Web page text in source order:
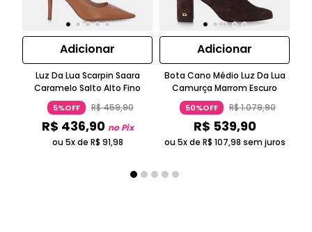
Adicionar
Luz Da Lua Scarpin Saara
Caramelo Salto Alto Fino
5%OFF R$459,90
R$ 436,90 no Pix
ou 5x de R$ 91,98
Adicionar
Bota Cano Médio Luz Da Lua
Camurça Marrom Escuro
50%OFF R$1.079,90
R$ 539,90
ou 5x de R$ 107,98 sem juros